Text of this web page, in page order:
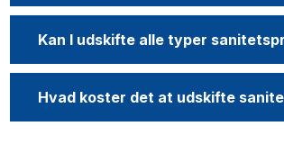
Kan I udskifte alle typer
Hvad koster det at udskifte